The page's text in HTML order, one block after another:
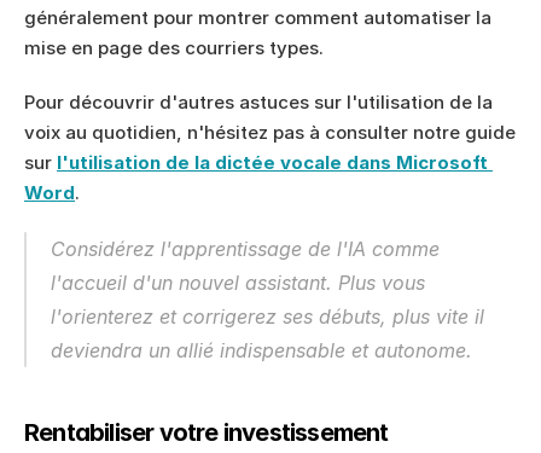
généralement pour montrer comment automatiser la
mise en page des courriers types.
Pour découvrir d'autres astuces sur l'utilisation de la
voix au quotidien, n'hésitez pas à consulter notre guide
sur l'utilisation de la dictée vocale dans Microsoft
Word.
Considérez l'apprentissage de l'IA comme
l'accueil d'un nouvel assistant. Plus vous
l'orienterez et corrigerez ses débuts, plus vite il
deviendra un allié indispensable et autonome.
Rentabiliser votre investissement